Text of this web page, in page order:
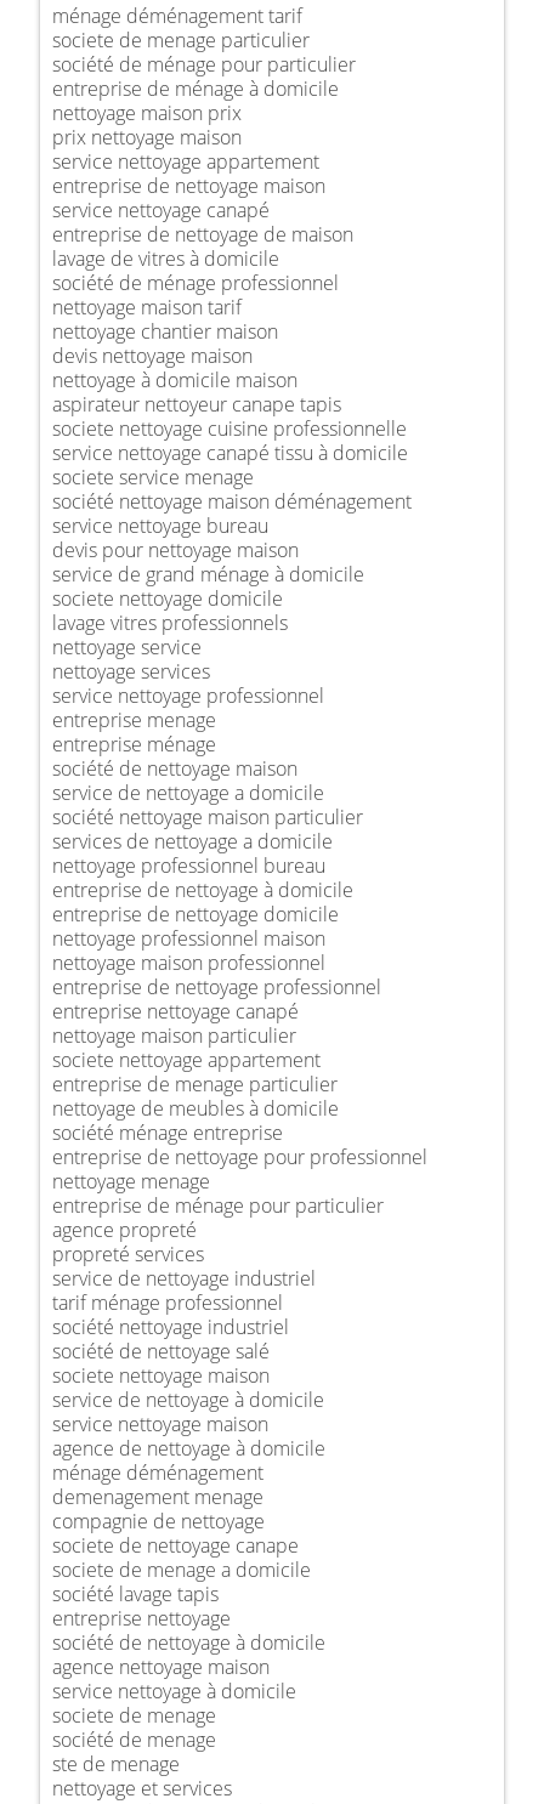
ménage déménagement tarif
societe de menage particulier
société de ménage pour particulier
entreprise de ménage à domicile
nettoyage maison prix
prix nettoyage maison
service nettoyage appartement
entreprise de nettoyage maison
service nettoyage canapé
entreprise de nettoyage de maison
lavage de vitres à domicile
société de ménage professionnel
nettoyage maison tarif
nettoyage chantier maison
devis nettoyage maison
nettoyage à domicile maison
aspirateur nettoyeur canape tapis
societe nettoyage cuisine professionnelle
service nettoyage canapé tissu à domicile
societe service menage
société nettoyage maison déménagement
service nettoyage bureau
devis pour nettoyage maison
service de grand ménage à domicile
societe nettoyage domicile
lavage vitres professionnels
nettoyage service
nettoyage services
service nettoyage professionnel
entreprise menage
entreprise ménage
société de nettoyage maison
service de nettoyage a domicile
société nettoyage maison particulier
services de nettoyage a domicile
nettoyage professionnel bureau
entreprise de nettoyage à domicile
entreprise de nettoyage domicile
nettoyage professionnel maison
nettoyage maison professionnel
entreprise de nettoyage professionnel
entreprise nettoyage canapé
nettoyage maison particulier
societe nettoyage appartement
entreprise de menage particulier
nettoyage de meubles à domicile
société ménage entreprise
entreprise de nettoyage pour professionnel
nettoyage menage
entreprise de ménage pour particulier
agence propreté
propreté services
service de nettoyage industriel
tarif ménage professionnel
société nettoyage industriel
société de nettoyage salé
societe nettoyage maison
service de nettoyage à domicile
service nettoyage maison
agence de nettoyage à domicile
ménage déménagement
demenagement menage
compagnie de nettoyage
societe de nettoyage canape
societe de menage a domicile
société lavage tapis
entreprise nettoyage
société de nettoyage à domicile
agence nettoyage maison
service nettoyage à domicile
societe de menage
société de menage
ste de menage
nettoyage et services